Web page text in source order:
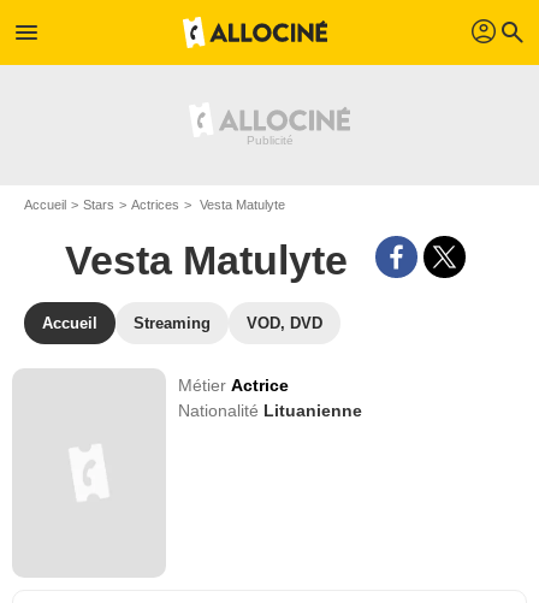
menu profil search
Accueil Stars Actrices Vesta Matulyte
Vesta Matulyte
Accueil Streaming VOD, DVD
MétierActrice
Nationalité Lituanienne